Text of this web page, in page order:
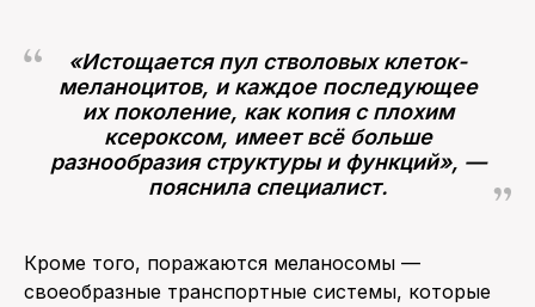
«Истощается пул стволовых клеток-
меланоцитов, и каждое последующее
их поколение, как копия с плохим
ксероксом, имеет всё больше
разнообразия структуры и функций», —
пояснила специалист.
Кроме того, поражаются меланосомы —
своеобразные транспортные системы, которые